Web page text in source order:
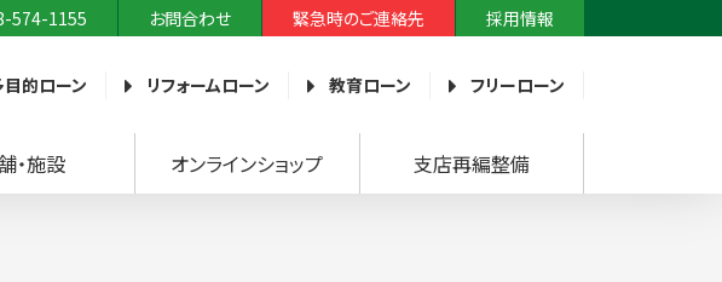
574-1155 お問合わせ 緊急時のご連絡先 採用情報
目的ローン リフォームローン 教育ローン フリーローン
・施設 オンラインショップ 支店再編整備